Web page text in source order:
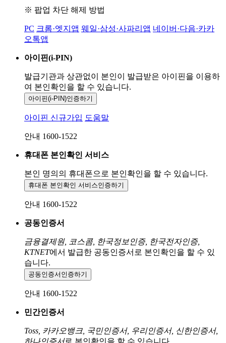
※ 팝업 차단 해제 방법
PC 크롬·엣지앱 웨일·삼성·사파리앱 네이버·다음·카카
오톡앱
아이핀(i-PIN)
발급기관과 상관없이 본인이 발급받은 아이핀을 이용하
여 본인확인을 할 수 있습니다.
아이핀(i-PIN)인증하기
아이핀 신규가입 도움말
안내 1600-1522
휴대폰 본인확인 서비스
본인 명의의 휴대폰으로 본인확인을 할 수 있습니다.
휴대폰 본인확인 서비스인증하기
안내 1600-1522
공동인증서
금융결제원, 코스콤, 한국정보인증, 한국전자인증,
KTNET에서 발급한 공동인증서로 본인확인을 할 수 있
습니다.
공동인증서 인증하기
안내 1600-1522
민간인증서
Toss, 카카오뱅크, 국민인증서, 우리인증서, 신한인증서,